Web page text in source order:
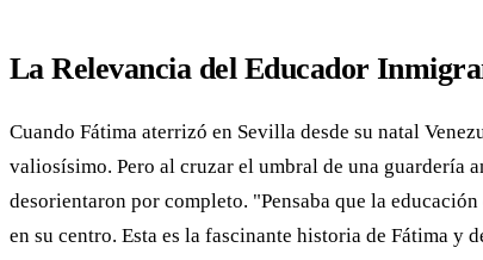
La Relevancia del Educador
Cuando Fátima aterrizó en Sevilla desde su natal
valiosísimo. Pero al cruzar el umbral de una guardería
desorientaron por completo. "Pensaba que la
en su centro. Esta es la fascinante historia de Fátima y